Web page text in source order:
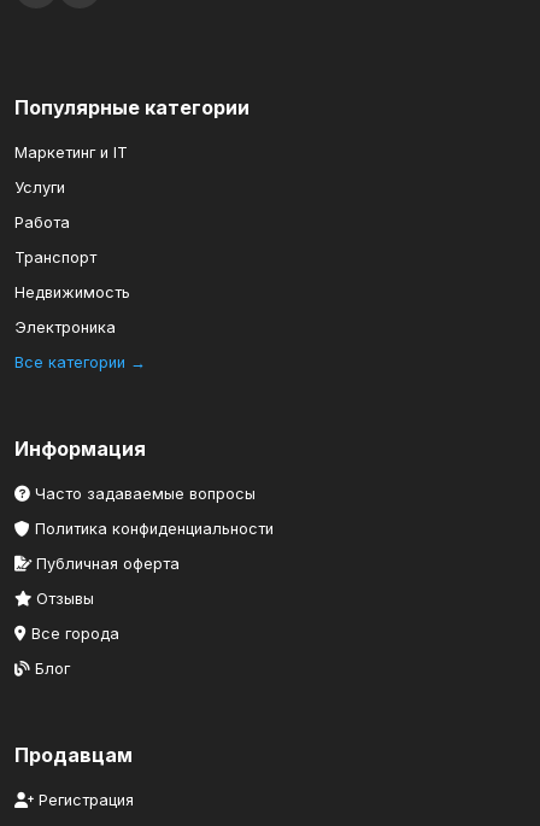
Популярные категории
Маркетинг и IT
Услуги
Работа
Транспорт
Недвижимость
Электроника
Все категории →
Информация
Часто задаваемые вопросы
Политика конфиденциальности
Публичная оферта
Отзывы
Все города
Блог
Продавцам
Регистрация